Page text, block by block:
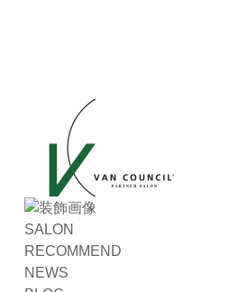
SALON
RECOMMEND
NEWS